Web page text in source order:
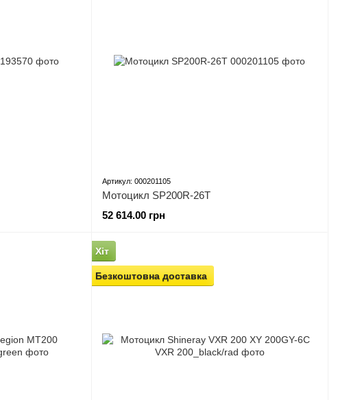
Артикул: 000201105
Мотоцикл SP200R-26T
52 614.00 грн
Хіт
Безкоштовна доставка